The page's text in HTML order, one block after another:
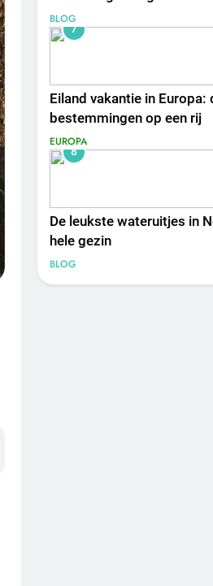
BLOG
7
Eiland vakantie in
bestemmingen op een rij
EUROPA
8
De leukste wateruitjes in
hele gezin
BLOG